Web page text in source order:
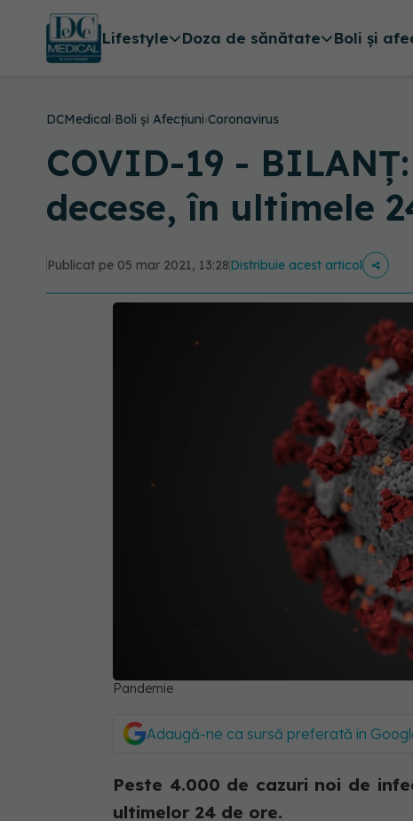
Lifestyle Doza de sănătate Boli și
DCMedical›Boli și Afecțiuni›Coronavirus
COVID-19 -
decese, în ultimele
Publicat pe 05 mar 2021, 13:28Distribuie acest articol
Pandemie
Adaugă-ne ca sursă preferată în
Peste 4.000 de cazuri noi de
ultimelor 24 de ore.